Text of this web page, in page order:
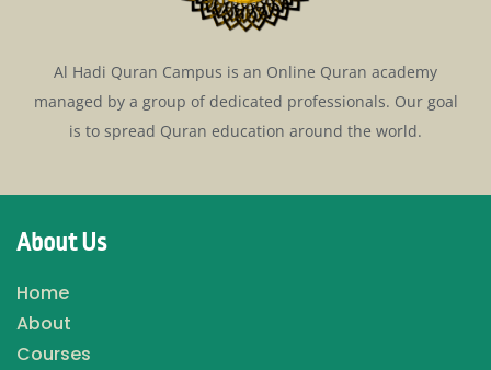
Al Hadi Quran Campus is an Online Quran academy
managed by a group of dedicated professionals. Our goal
is to spread Quran education around the world.
About Us
Home
About
Courses